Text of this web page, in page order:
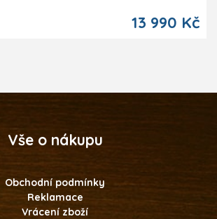
13 990 Kč
Vše o nákupu
Obchodní podmínky
Reklamace
Vrácení zboží